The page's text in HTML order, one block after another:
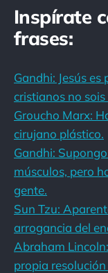
Inspírate
frases:
Gandhi: Jesús
cristianos no sois
Groucho Marx:
cirujano plástico.
Gandhi:
músculos, pero
gente.
Sun Tzu:
arrogancia del
Abraham
propia